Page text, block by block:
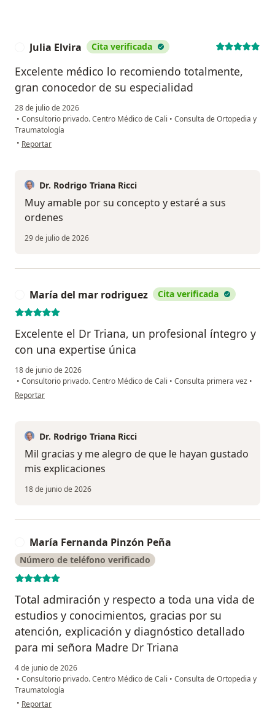
Julia Elvira Cita verificada
Excelente médico lo recomiendo totalmente,
gran conocedor de su especialidad
28 de julio de 2026
• Consultorio privado. Centro Médico de Cali • Consulta de Ortopedia y
Traumatología
• en opinión del usuario Julia Elvira
Reportar
Dr. Rodrigo Triana Ricci
Muy amable por su concepto y estaré a sus
ordenes
29 de julio de 2026
María del mar rodriguez Cita verificada
Excelente el Dr Triana, un profesional íntegro y
con una expertise única
18 de junio de 2026
• Consultorio privado. Centro Médico de Cali • Consulta primera vez •
en opinión del usuario María del mar rodriguez
Reportar
Dr. Rodrigo Triana Ricci
Mil gracias y me alegro de que le hayan gustado
mis explicaciones
18 de junio de 2026
María Fernanda Pinzón Peña
Número de teléfono verificado
Total admiración y respecto a toda una vida de
estudios y conocimientos, gracias por su
atención, explicación y diagnóstico detallado
para mi señora Madre Dr Triana
4 de junio de 2026
• Consultorio privado. Centro Médico de Cali • Consulta de Ortopedia y
Traumatología
• en opinión del usuario María Fernanda Pinzón Peña
Reportar